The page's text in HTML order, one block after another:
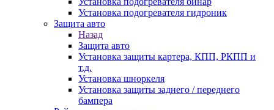
Установка подогревателя гидроник
Защита авто
Назад
Защита авто
Установка защиты картера, КПП, РКПП и
т.д.
Установка шноркеля
Установка защиты заднего / переднего
бампера